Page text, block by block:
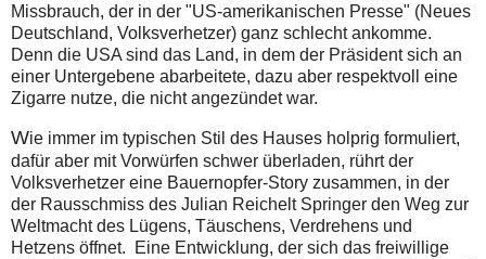
Missbrauch, der in der "US-amerikanischen Presse" (Neues
Deutschland, Volksverhetzer) ganz schlecht ankomme.
Denn die USA sind das Land, in dem der Präsident sich an
einer Untergebene abarbeitete, dazu aber respektvoll eine
Zigarre nutze, die nicht angezündet war.
Wie immer im typischen Stil des Hauses holprig formuliert,
dafür aber mit Vorwürfen schwer überladen, rührt der
Volksverhetzer eine Bauernopfer-Story zusammen, in der
der Rausschmiss des Julian Reichelt Springer den Weg zur
Weltmacht des Lügens, Täuschens, Verdrehens und
Hetzens öffnet. Eine Entwicklung, der sich das freiwillige